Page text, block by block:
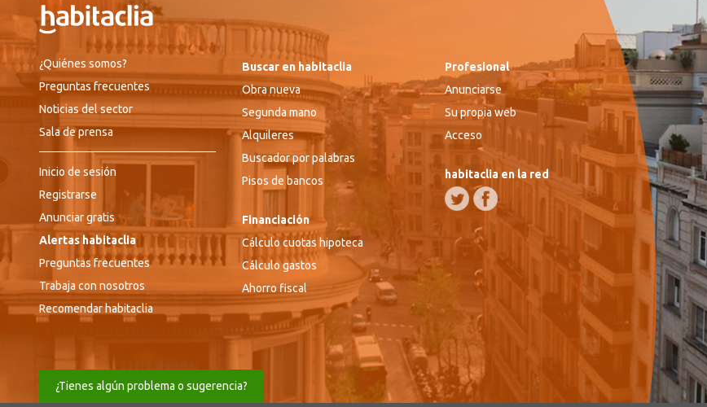
¿Quiénes somos?
Preguntas frecuentes
Noticias del sector
Sala de prensa
Inicio de sesión
Registrarse
Anunciar gratis
Alertas habitaclia
Preguntas frecuentes
Trabaja con nosotros
Recomendar habitaclia
Buscar en habitaclia
Obra nueva
Segunda mano
Alquileres
Buscador por palabras
Pisos de bancos
Financiación
Cálculo cuotas hipoteca
Cálculo gastos
Ahorro fiscal
Profesional
Anunciarse
Su propia web
Acceso
habitaclia en la red
¿Tienes algún problema o sugerencia?